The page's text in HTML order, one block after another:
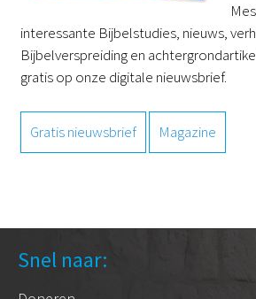
interessante Bijbelstudies, nieuws,
Bijbelverspreiding en
gratis op onze digitale nieuwsbrief.
Gratis nieuwsbrief Magazine
Snel naar: